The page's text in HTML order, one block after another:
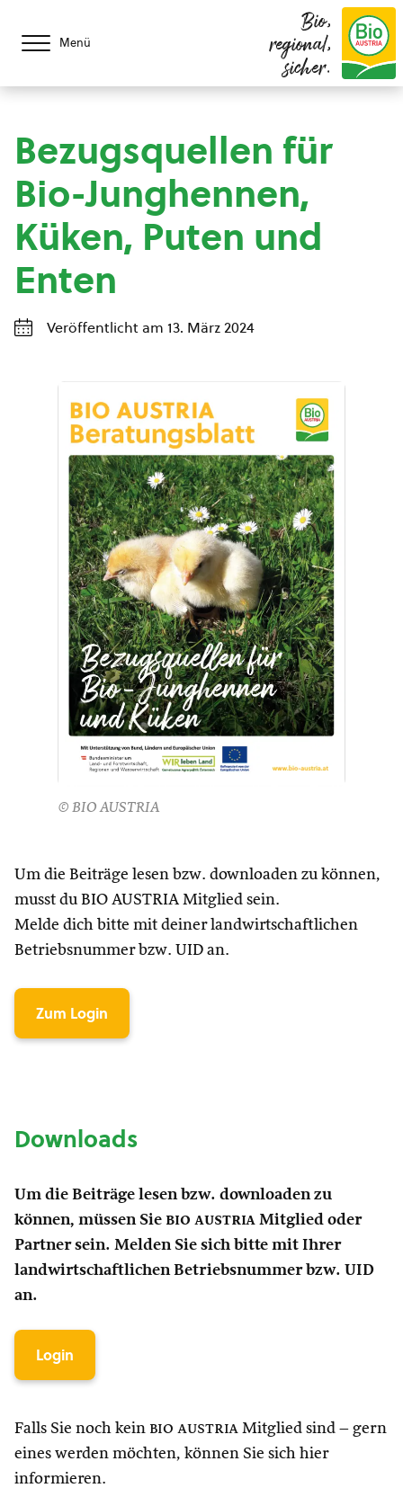
Menü
Bio,
regional,
sicher.
Bezugsquellen für
Bio-Junghennen,
Küken, Puten und
Enten
Veröffentlicht am 13. März 2024
© BIO AUSTRIA
Um die Beiträge lesen bzw. downloaden zu können,
musst du BIO AUSTRIA Mitglied sein.
Melde dich bitte mit deiner landwirtschaftlichen
Betriebsnummer bzw. UID an.
Zum Login
Downloads
Um die Beiträge lesen bzw. downloaden zu
können, müssen Sie bio austria Mitglied oder
Partner sein. Melden Sie sich bitte mit Ihrer
landwirtschaftlichen Betriebsnummer bzw. UID
an.
Login
Falls Sie noch kein bio austria Mitglied sind – gern
eines werden möchten, können Sie sich hier
informieren.